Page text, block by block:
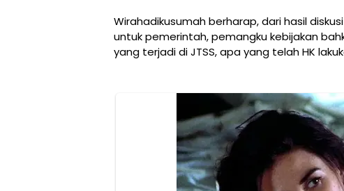
Wirahadikusumah berharap, dari hasil
untuk pemerintah, pemangku kebijakan
yang terjadi di JTSS, apa yang telah HK